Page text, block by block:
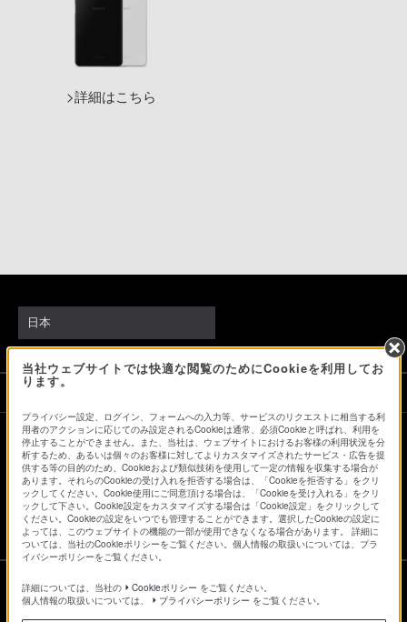
詳細はこちら
当社ウェブサイトでは快適な閲覧のためにCookieを利用してお
ります。
プライバシー設定、ログイン、フォームへの入力等、サービスのリクエストに相当する利
用者のアクションに応じてのみ設定されるCookieは通常、必須Cookieと呼ばれ、利用を
停止することができません。また、当社は、ウェブサイトにおけるお客様の利用状況を分
析するため、あるいは個々のお客様に対してよりカスタマイズされたサービス・広告を提
供する等の目的のため、Cookieおよび類似技術を使用して一定の情報を収集する場合が
あります。それらのCookieの受け入れを拒否する場合は、「Cookieを拒否する」をクリ
ックしてください。Cookie使用にご同意頂ける場合は、「Cookieを受け入れる」をクリ
ックして下さい。Cookie設定をカスタマイズする場合は「Cookie設定」をクリックして
ください。Cookieの設定をいつでも管理することができます。選択したCookieの設定に
よっては、このウェブサイトの機能の一部が使用できなくなる場合があります。 詳細に
ついては、当社のCookieポリシーをご覧ください。個人情報の取扱いについては、プラ
イバシーポリシーをご覧ください。
詳細については、当社の Cookieポリシー をご覧ください。
個人情報の取扱いについては、
プライバシーポリシー をご覧ください。
日本
ソニーストアでのお買い物にあたって
会社情報 採用情報 特約店のご案内
ニュースリリース
環境情報
My Sony 利用規約